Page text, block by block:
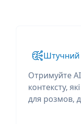
Штучний
Отримуйте
контексту,
для розмов,